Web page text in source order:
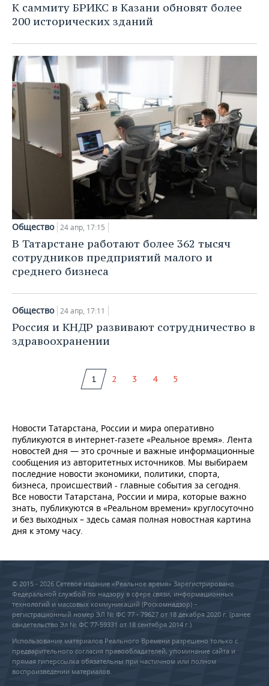
К саммиту БРИКС в Казани обновят более
200 исторических зданий
Общество 24 апр, 17:15
В Татарстане работают более 362 тысяч
сотрудников предприятий малого и
среднего бизнеса
Общество 24 апр, 17:11
Россия и КНДР развивают сотрудничество в
здравоохранении
1 2 3 4 5
Новости Татарстана, России и мира оперативно
публикуются в интернет-газете «Реальное время». Лента
новостей дня — это срочные и важные информационные
сообщения из авторитетных источников. Мы выбираем
последние новости экономики, политики, спорта,
бизнеса, происшествий - главные события за сегодня.
Все новости Татарстана, России и мира, которые важно
знать, публикуются в «Реальном времени» круглосуточно
и без выходных – здесь самая полная новостная картина
дня к этому часу.
© 2015 - 2026 Сетевое издание «Реальное время» Зарегистрировано
Федеральной службой по надзору в сфере связи, информационных
технологий и массовых коммуникаций (Роскомнадзор) –
регистрационный номер ЭЛ № ФС 77 - 79627 от 18 декабря 2020 г. (ранее
свидетельство Эл № ФС 77-59331 от 18 сентября 2014 г.)
Использование материалов Реального Времени разрешено только с
предварительного согласия правообладателей, упоминание сайта и
прямая гиперссылка обязательны при частичном или полном
воспроизведении материалов.